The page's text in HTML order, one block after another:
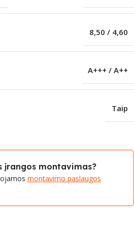
8,50 / 4,60
A+++ / A++
Taip
įrangos montavimas?
montavimo paslaugos